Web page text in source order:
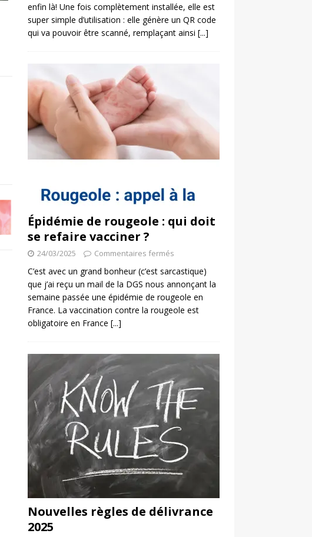
enfin là! Une fois complètement installée, elle est
super simple d’utilisation : elle génère un QR code
qui va pouvoir être scanné, remplaçant ainsi [...]
Épidémie de rougeole : qui doit
se refaire vacciner ?
24/03/2025 Commentaires fermés
C’est avec un grand bonheur (c’est sarcastique)
que j’ai reçu un mail de la DGS nous annonçant la
semaine passée une épidémie de rougeole en
France. La vaccination contre la rougeole est
obligatoire en France [...]
Nouvelles règles de délivrance
2025